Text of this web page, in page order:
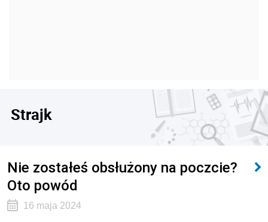
Strajk
Nie zostałeś obsłużony na poczcie?
Oto powód
16 maja 2024